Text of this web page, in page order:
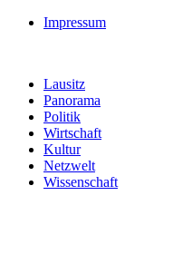
Impressum
Lausitz
Panorama
Politik
Wirtschaft
Kultur
Netzwelt
Wissenschaft